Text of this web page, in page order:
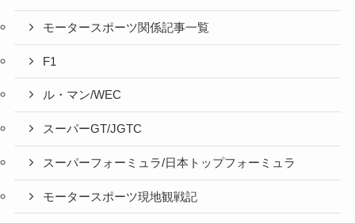
モータースポーツ関係記事一覧
F1
ル・マン/WEC
スーパーGT/JGTC
スーパーフォーミュラ/日本トップフォーミュラ
モータースポーツ現地観戦記